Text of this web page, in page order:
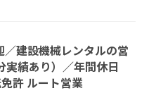
／建設機械レンタルの営
実績あり）／年間休日
許 ルート営業